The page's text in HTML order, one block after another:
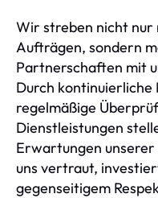
Wir streben nicht nur
Aufträgen, sondern
Partnerschaften mit
Durch kontinuierliche
regelmäßige
Dienstleistungen
Erwartungen
uns vertraut,
gegenseitigem